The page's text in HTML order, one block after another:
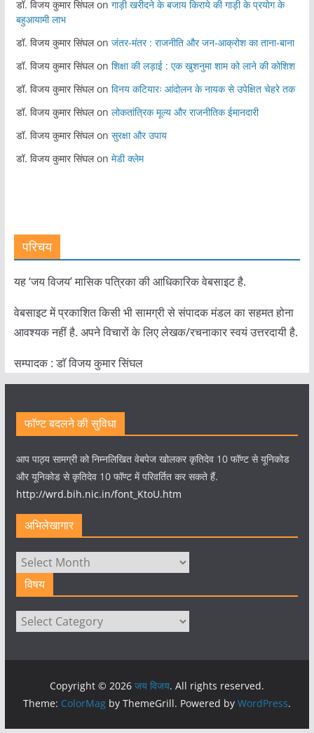
डॉ. विजय कुमार सिंघलon गाड़ी खरीदने के बजाय किराये की गाड़ी के प्रयोग के
बहुआयामी लाभ
डॉ. विजय कुमार सिंघलon जंतर-मंतर : राजनीति और जन-आक्रोश का ताना-बाना
डॉ. विजय कुमार सिंघलon शिक्षा की लड़ाई : एक खुशनुमा शाम को लाने की कोशिश
डॉ. विजय कुमार सिंघलon विनय कटियारः आंदोलन के नायक से उपेक्षित चेहरे तक
डॉ. विजय कुमार सिंघलon लोकतांत्रिक मूल्य और राजनीतिक ईमानदारी
डॉ. विजय कुमार सिंघलon सुरक्षा और उपाय
डॉ. विजय कुमार सिंघलon मेडी क्लेम
परिचय
यह ‘जय विजय’ मासिक पत्रिका की आधिकारिक वेबसाइट है.
वेबसाइट में प्रकाशित किसी भी सामग्री से संपादक मंडल का सहमत होना
आवश्यक नहीं है. अपने विचारों के लिए लेखक/रचनाकार स्वयं उत्तरदायी है.
सम्पादक : डाॅ विजय कुमार सिंघल
फॉण्ट बदलने की सुविधा
आप पाठ्य सामग्री को निम्नलिखित वेबपेज खोलकर कृतिदेव 10 फॉण्ट से यूनिकोड
और यूनिकोड से कृतिदेव 10 फॉण्ट में परिवर्तित कर सकते हैं.
http://wrd.bih.nic.in/font_KtoU.htm
अभिलेखागार
अभिलेखागार
विषय
विषय
Copyright © 2026 जय विजय. All rights reserved.
Theme: ColorMagby ThemeGrill. Powered by WordPress.